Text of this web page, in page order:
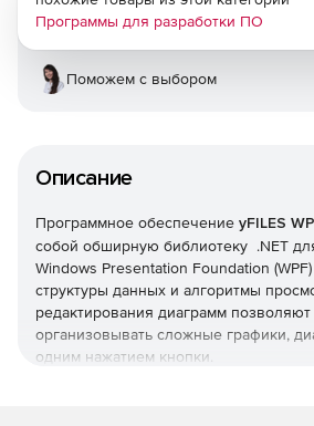
Описание
Программное обеспечение yFILES
собой обширную библиотеку .NET
Windows Presentation Foundation
структуры данных и алгоритмы
редактирования диаграмм позволяют
организовывать сложные графики,
одним нажатием кнопки.
Программы для разработки ПО
Поможем с выбором